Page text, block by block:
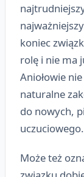
koniec
rolę i nie ma
Aniołowie
naturalne
do nowych,
uczuciowego.
Może też